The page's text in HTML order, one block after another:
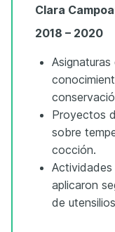
Clara
2018 – 2020
Proyectos
sobre
cocción.
Actividades
aplicaron
de